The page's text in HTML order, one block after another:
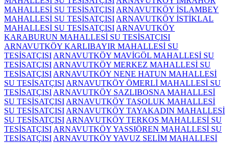
MAHALLESİ SU TESİSATÇISI ARNAVUTKÖY İSLAMBEY
MAHALLESİ SU TESİSATÇISI ARNAVUTKÖY İSTİKLAL
MAHALLESİ SU TESİSATÇISI ARNAVUTKÖY
KARABURUN MAHALLESİ SU TESİSATÇISI
ARNAVUTKÖY KARLIBAYIR MAHALLESİ SU
TESİSATÇISI ARNAVUTKÖY MAVİGÖL MAHALLESİ SU
TESİSATÇISI ARNAVUTKÖY MERKEZ MAHALLESİ SU
TESİSATÇISI ARNAVUTKÖY NENE HATUN MAHALLESİ
SU TESİSATÇISI ARNAVUTKÖY ÖMERLİ MAHALLESİ SU
TESİSATÇISI ARNAVUTKÖY SAZLIBOSNA MAHALLESİ
SU TESİSATÇISI ARNAVUTKÖY TAŞOLUK MAHALLESİ
SU TESİSATÇISI ARNAVUTKÖY TAYAKADIN MAHALLESİ
SU TESİSATÇISI ARNAVUTKÖY TERKOS MAHALLESİ SU
TESİSATÇISI ARNAVUTKÖY YASSIÖREN MAHALLESİ SU
TESİSATÇISI ARNAVUTKÖY YAVUZ SELİM MAHALLESİ